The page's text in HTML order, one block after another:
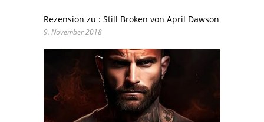
Rezension zu : Still Broken von April Dawson
9. November 2018